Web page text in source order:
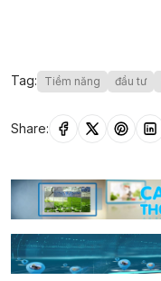
Tag: Tiềm năng đầu tư
Share: